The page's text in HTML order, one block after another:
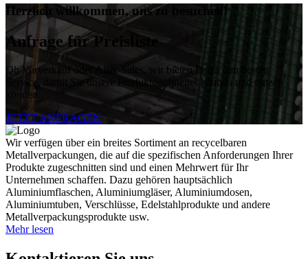
Herzlich willkommen, uns zu besuchen!
Anfrage für Preisliste
Ob Vorverkauf oder After-Sales, wir bieten Ihnen den besten
Service, damit Sie unsere Produkte schneller kennen und nutzen
können.
JETZT ANFRAGEN
Wir verfügen über ein breites Sortiment an recycelbaren
Metallverpackungen, die auf die spezifischen Anforderungen Ihrer
Produkte zugeschnitten sind und einen Mehrwert für Ihr
Unternehmen schaffen. Dazu gehören hauptsächlich
Aluminiumflaschen, Aluminiumgläser, Aluminiumdosen,
Aluminiumtuben, Verschlüsse, Edelstahlprodukte und andere
Metallverpackungsprodukte usw.
Mehr lesen